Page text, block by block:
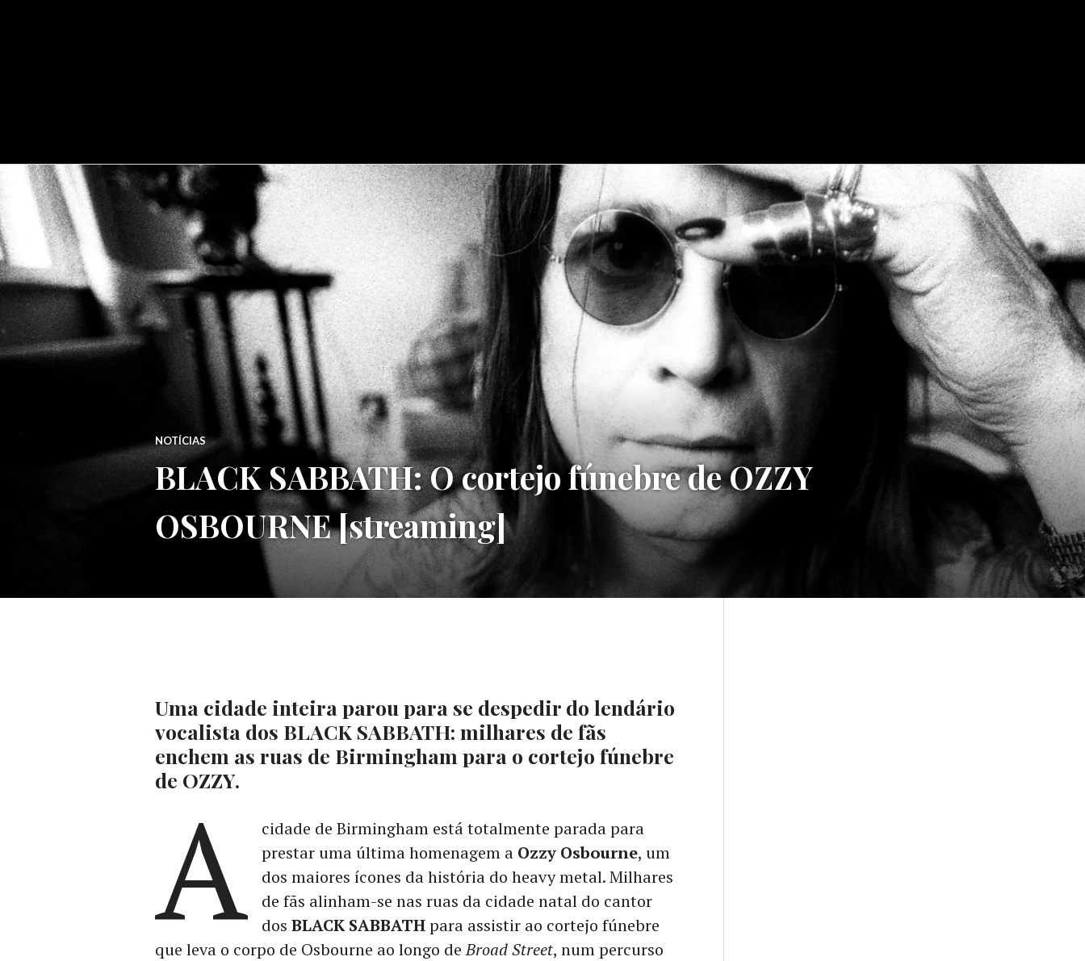
NOTÍCIAS
BLACK SABBATH: O cortejo fúnebre de OZZY
OSBOURNE [streaming]
Uma cidade inteira parou para se despedir do lendário
vocalista dos BLACK SABBATH: milhares de fãs
enchem as ruas de Birmingham para o cortejo fúnebre
de OZZY.
A
cidade de Birmingham está totalmente parada para
prestar uma última homenagem a Ozzy Osbourne, um
dos maiores ícones da história do heavy metal. Milhares
de fãs alinham-se nas ruas da cidade natal do cantor
dos BLACK SABBATHpara assistir ao cortejo fúnebre
que leva o corpo de Osbourne ao longo deBroad Street, num percurso